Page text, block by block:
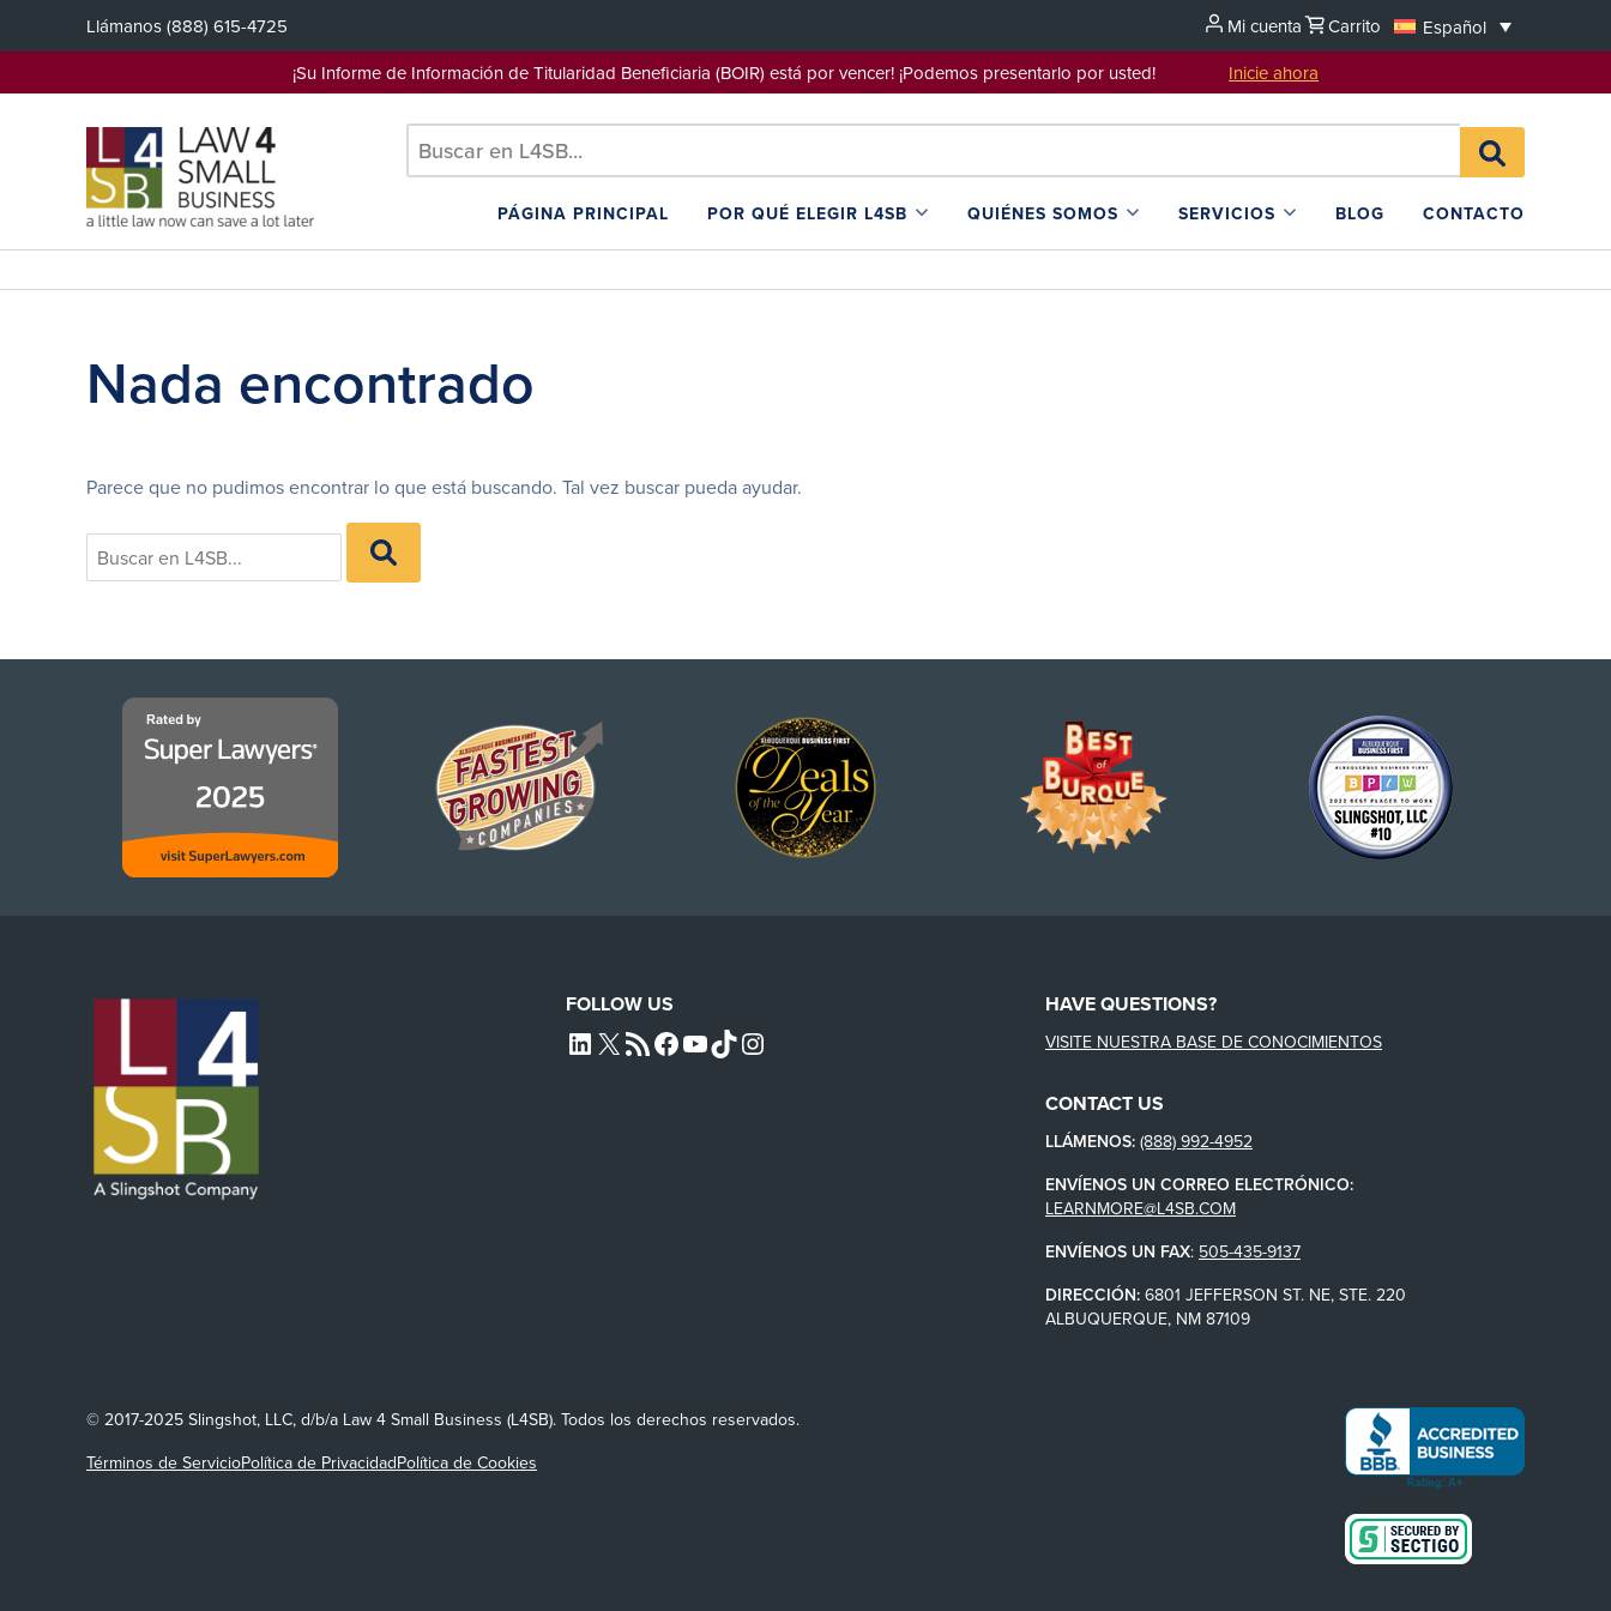
Llámanos(888) 615-4725 Mi cuenta Carrito
Español
¡Su Informe de Información de Titularidad Beneficiaria (BOIR) está por vencer! ¡Podemos presentarlo por usted! Inicie ahora
Search
for:BUSCAR
EN
PÁGINA PRINCIPAL POR QUÉ ELEGIR L4SB QUIÉNES SOMOS SERVICIOS BLOG CONTACTO
Nada encontrado
Parece que no pudimos encontrar lo que está buscando. Tal vez buscar pueda ayudar.
Search
for:
BUSCAR
EN
L4SB
FOLLOW US
L4SB LINKEDIN
X L4SB RSS FEEDL4SB FACEBOOK
L4SB YOUTUBE
TIKTOKINSTAGRAM
HAVE QUESTIONS?
VISITE NUESTRA BASE DE CONOCIMIENTOS
CONTACT US
LLÁMENOS: (888) 992-4952
ENVÍENOS UN CORREO ELECTRÓNICO:
LEARNMORE@L4SB.COM
ENVÍENOS UN FAX: 505-435-9137
DIRECCIÓN: 6801 JEFFERSON ST. NE, STE. 220
ALBUQUERQUE, NM 87109
© 2017-2025 Slingshot, LLC, d/b/a Law 4 Small Business (L4SB). Todos los derechos reservados.
Términos de ServicioPolítica de PrivacidadPolítica de Cookies